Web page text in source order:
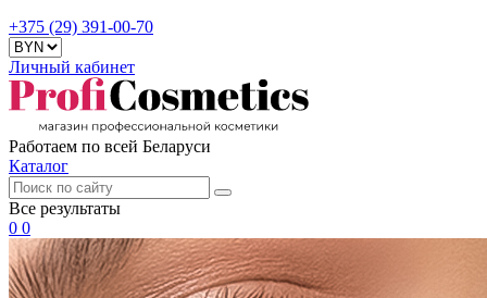
+375 (29) 391-00-70
Личный кабинет
Работаем по всей Беларуси
Каталог
Все результаты
0 0